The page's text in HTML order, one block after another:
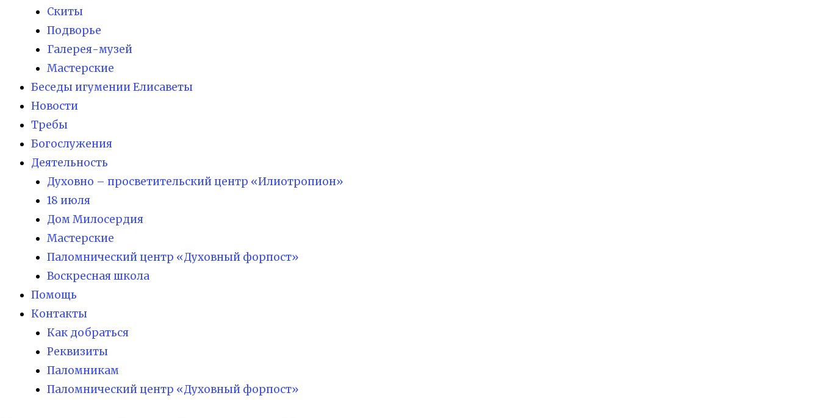
Скиты
Подворье
Галерея-музей
Мастерские
Беседы игумении Елисаветы
Новости
Требы
Богослужения
Деятельность
Духовно – просветительский центр «Илиотропион»
18 июля
Дом Милосердия
Мастерские
Паломнический центр «Духовный форпост»
Воскресная школа
Помощь
Контакты
Как добраться
Реквизиты
Паломникам
Паломнический центр «Духовный форпост»